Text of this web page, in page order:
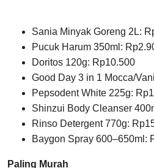
Sania Minyak Goreng 2L:
Pucuk Harum 350ml:
Doritos 120g: Rp10.500
Good Day 3 in 1 Mocca/
Pepsodent White 225g:
Shinzui Body Cleanser
Rinso Detergent 770g:
Baygon Spray 600–650ml:
Paling Murah